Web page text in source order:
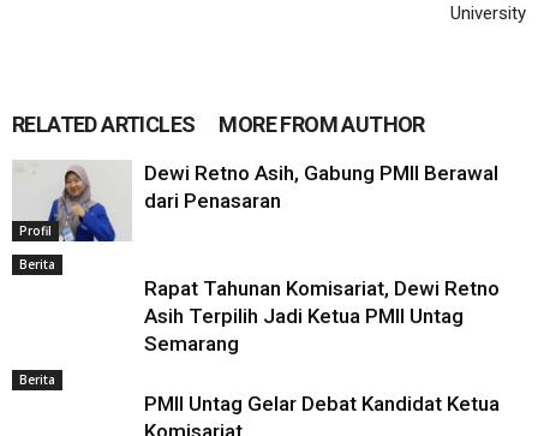
University
RELATED ARTICLES MORE FROM AUTHOR
Profil
Dewi Retno Asih, Gabung PMII Berawal
dari Penasaran
Berita
Rapat Tahunan Komisariat, Dewi Retno
Asih Terpilih Jadi Ketua PMII Untag
Semarang
Berita
PMII Untag Gelar Debat Kandidat Ketua
Komisariat